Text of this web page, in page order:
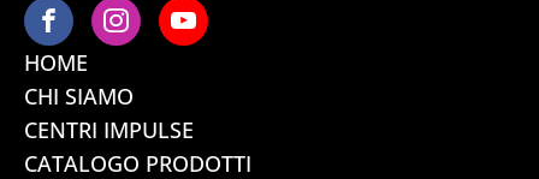
HOME
CHI SIAMO
CENTRI IMPULSE
CATALOGO PRODOTTI